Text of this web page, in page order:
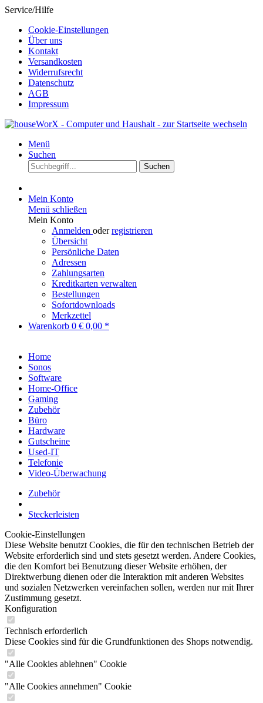
Service/Hilfe
Cookie-Einstellungen
Über uns
Kontakt
Versandkosten
Widerrufsrecht
Datenschutz
AGB
Impressum
Menü
Suchen
Suchen
Mein Konto
Menü schließen
Mein Konto
Anmelden oderregistrieren
Übersicht
Persönliche Daten
Adressen
Zahlungsarten
Kreditkarten verwalten
Bestellungen
Sofortdownloads
Merkzettel
Warenkorb 0 € 0,00 *
Home
Sonos
Software
Home-Office
Gaming
Zubehör
Büro
Hardware
Gutscheine
Used-IT
Telefonie
Video-Überwachung
Zubehör
Steckerleisten
Cookie-Einstellungen
Diese Website benutzt Cookies, die für den technischen Betrieb der
Website erforderlich sind und stets gesetzt werden. Andere Cookies,
die den Komfort bei Benutzung dieser Website erhöhen, der
Direktwerbung dienen oder die Interaktion mit anderen Websites
und sozialen Netzwerken vereinfachen sollen, werden nur mit Ihrer
Zustimmung gesetzt.
Konfiguration
Technisch erforderlich
Diese Cookies sind für die Grundfunktionen des Shops notwendig.
"Alle Cookies ablehnen" Cookie
"Alle Cookies annehmen" Cookie